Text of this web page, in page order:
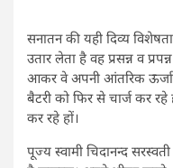
सनातन की यही दिव्य
उतार लेता है वह प्रसन्न व
आकर वे अपनी आंतरिक ऊर्जा
बैटरी को फिर से चार्ज कर
कर रहे हों।
पूज्य स्वामी चिदानन्द